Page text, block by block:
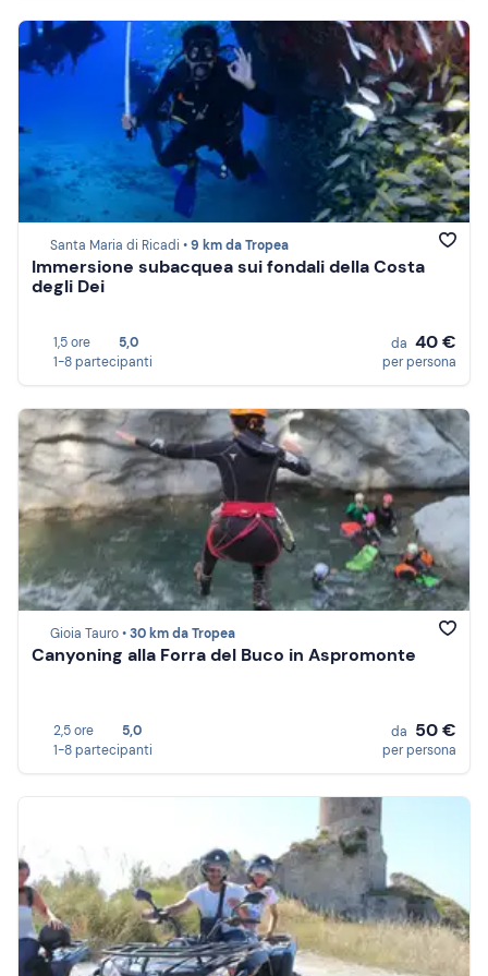
Santa Maria di Ricadi •9 km da Tropea
Immersione subacquea sui fondali della Costa
degli Dei
1,5 ore
5,0
1-8 partecipanti
da 40 €
per persona
Gioia Tauro •30 km da Tropea
Canyoning alla Forra del Buco in Aspromonte
2,5 ore
5,0
1-8 partecipanti
da 50 €
per persona